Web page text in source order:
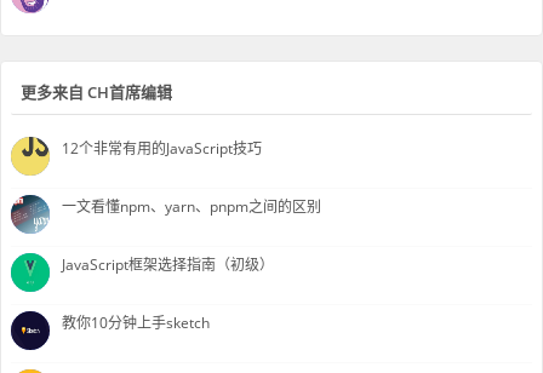
更多来自 CH首席编辑
12个非常有用的JavaScript技巧
一文看懂npm、yarn、pnpm之间的区别
JavaScript框架选择指南（初级）
教你10分钟上手sketch